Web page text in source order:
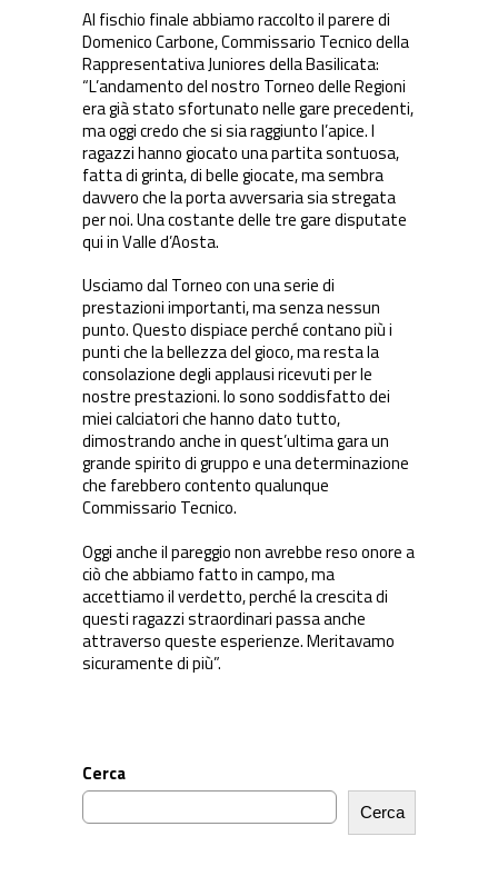
Al fischio finale abbiamo raccolto il parere di
Domenico Carbone, Commissario Tecnico della
Rappresentativa Juniores della Basilicata:
“L’andamento del nostro Torneo delle Regioni
era già stato sfortunato nelle gare precedenti,
ma oggi credo che si sia raggiunto l’apice. I
ragazzi hanno giocato una partita sontuosa,
fatta di grinta, di belle giocate, ma sembra
davvero che la porta avversaria sia stregata
per noi. Una costante delle tre gare disputate
qui in Valle d’Aosta.
Usciamo dal Torneo con una serie di
prestazioni importanti, ma senza nessun
punto. Questo dispiace perché contano più i
punti che la bellezza del gioco, ma resta la
consolazione degli applausi ricevuti per le
nostre prestazioni. Io sono soddisfatto dei
miei calciatori che hanno dato tutto,
dimostrando anche in quest’ultima gara un
grande spirito di gruppo e una determinazione
che farebbero contento qualunque
Commissario Tecnico.
Oggi anche il pareggio non avrebbe reso onore a
ciò che abbiamo fatto in campo, ma
accettiamo il verdetto, perché la crescita di
questi ragazzi straordinari passa anche
attraverso queste esperienze. Meritavamo
sicuramente di più”.
Cerca
Cerca